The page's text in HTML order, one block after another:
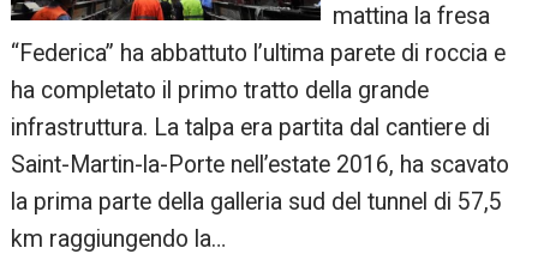
mattina la fresa
“Federica” ha abbattuto l’ultima parete di roccia e
ha completato il primo tratto della grande
infrastruttura. La talpa era partita dal cantiere di
Saint-Martin-la-Porte nell’estate 2016, ha scavato
la prima parte della galleria sud del tunnel di 57,5
km raggiungendo la…